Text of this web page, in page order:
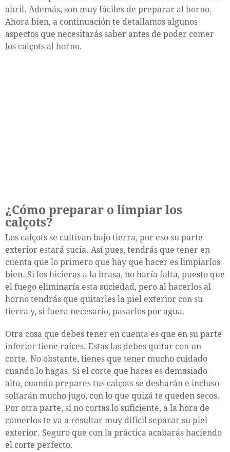
abril. Además, son muy fáciles de preparar al horno.
Ahora bien, a continuación te detallamos algunos
aspectos que necesitarás saber antes de poder comer
los calçots al horno.
¿Cómo preparar o limpiar los
calçots?
Los calçots se cultivan bajo tierra, por eso su parte
exterior estará sucia. Así pues, tendrás que tener en
cuenta que lo primero que hay que hacer es limpiarlos
bien. Si los hicieras a la brasa, no haría falta, puesto que
el fuego eliminaría esta suciedad, pero al hacerlos al
horno tendrás que quitarles la piel exterior con su
tierra y, si fuera necesario, pasarlos por agua.
Otra cosa que debes tener en cuenta es que en su parte
inferior tiene raíces. Estas las debes quitar con un
corte. No obstante, tienes que tener mucho cuidado
cuando lo hagas. Si el corte que haces es demasiado
alto, cuando prepares tus calçots se desharán e incluso
soltarán mucho jugo, con lo que quizá te queden secos.
Por otra parte, si no cortas lo suficiente, a la hora de
comerlos te va a resultar muy difícil separar su piel
exterior. Seguro que con la práctica acabarás haciendo
el corte perfecto.